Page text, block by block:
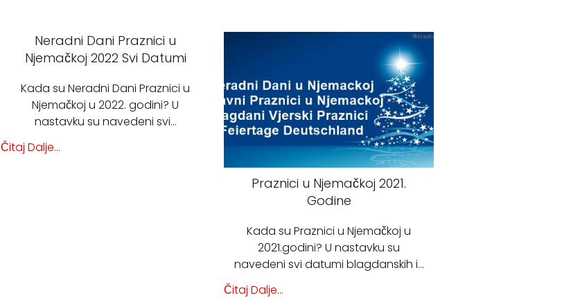
Neradni Dani Praznici u
Njemačkoj 2022 Svi Datumi
Kada su Neradni Dani Praznici u
Njemačkoj u 2022. godini? U
nastavku su navedeni svi…
Čitaj Dalje...
Praznici u Njemačkoj 2021.
Godine
Kada su Praznici u Njemačkoj u
2021.godini? U nastavku su
navedeni svi datumi blagdanskih i…
Čitaj Dalje...